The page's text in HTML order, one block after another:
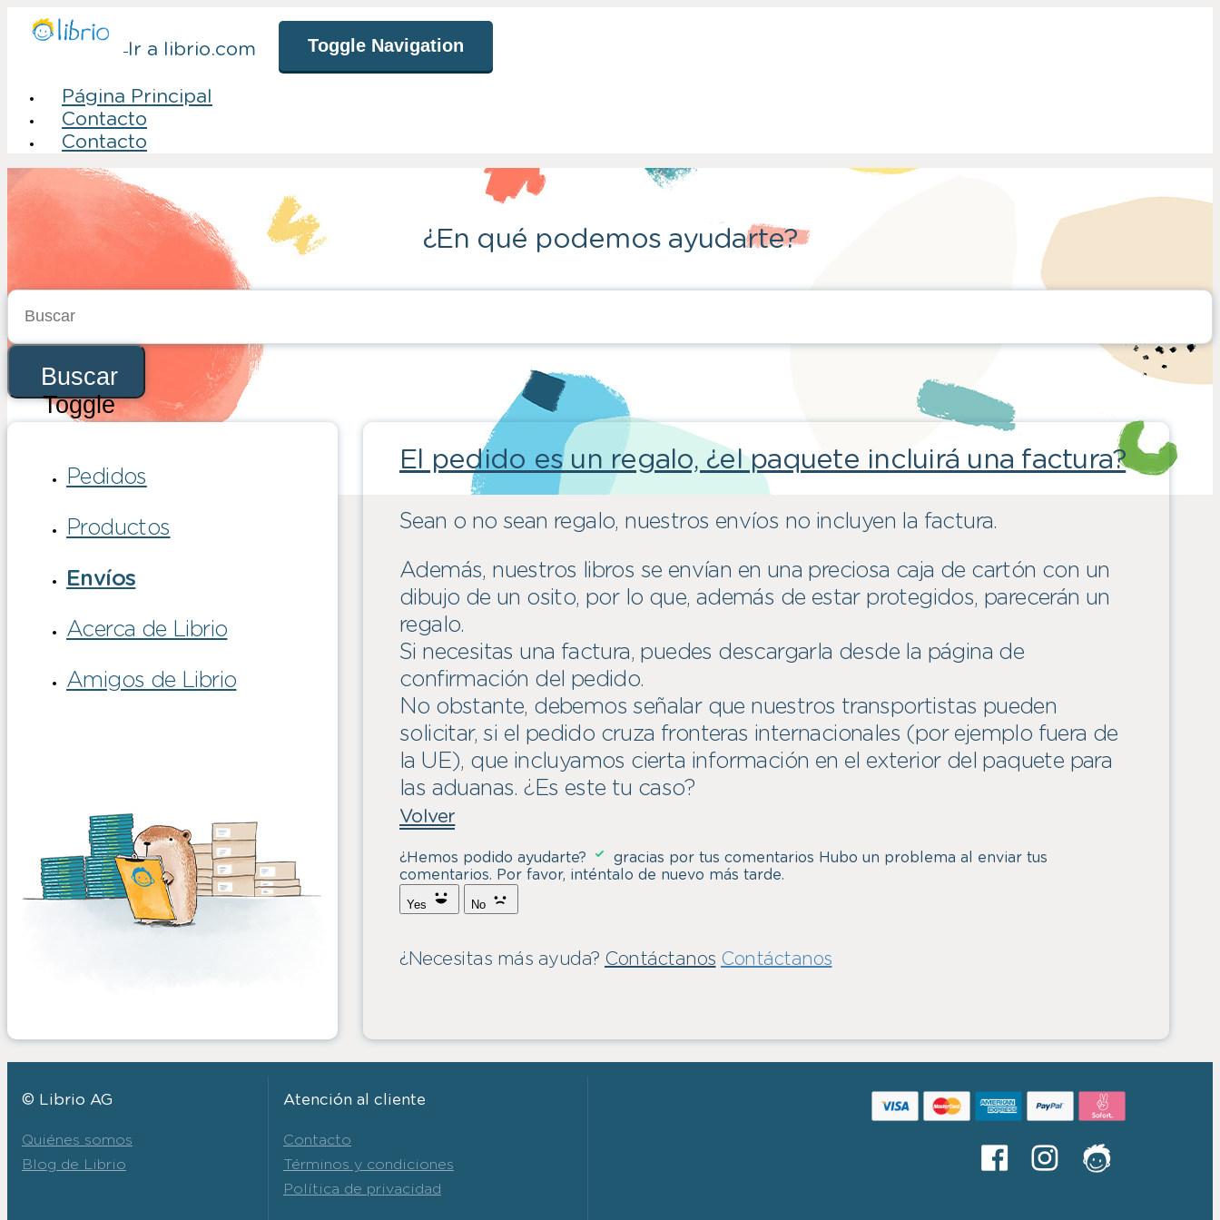
Ir a librio.com Toggle Navigation
Página Principal
Contacto
Contacto
¿En qué podemos ayudarte?
Toggle
El pedido es un regalo, ¿el paquete incluirá una factura?
Sean o no sean regalo, nuestros envíos no incluyen la factura.
Además, nuestros libros se envían en una preciosa caja de cartón con un
dibujo de un osito, por lo que, además de estar protegidos, parecerán un
regalo.
Si necesitas una factura, puedes descargarla desde la página de
confirmación del pedido.
No obstante, debemos señalar que nuestros transportistas pueden
solicitar, si el pedido cruza fronteras internacionales (por ejemplo fuera de
la UE), que incluyamos cierta información en el exterior del paquete para
las aduanas. ¿Es este tu caso?
Volver
¿Hemos podido ayudarte? gracias por tus comentarios Hubo un problema al enviar tus
comentarios. Por favor, inténtalo de nuevo más tarde.
Yes No
¿Necesitas más ayuda? Contáctanos Contáctanos
Pedidos
Productos
Envíos
Acerca de Librio
Amigos de Librio
© Librio AG
Quiénes somos
Blog de Librio
Atención al cliente
Contacto
Términos y condiciones
Política de privacidad